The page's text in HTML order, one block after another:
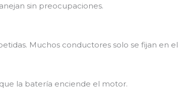
sin preocupaciones.
Muchos conductores solo se fijan en el
la batería enciende el motor.